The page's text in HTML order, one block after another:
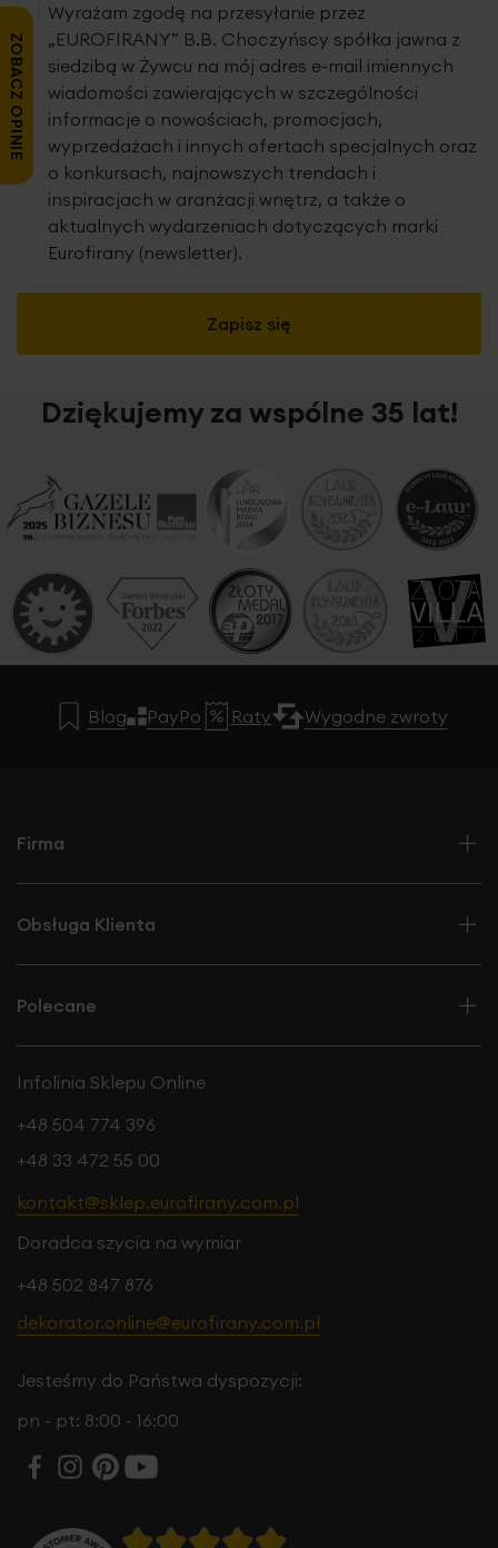
Zapisz się
Wyrażam zgodę na przesyłanie przez
„EUROFIRANY” B.B. Choczyńscy spółka jawna z
siedzibą w Żywcu na mój adres e-mail imiennych
wiadomości zawierających w szczególności
informacje o nowościach, promocjach,
wyprzedażach i innych ofertach specjalnych oraz
o konkursach, najnowszych trendach i
inspiracjach w aranżacji wnętrz, a także o
aktualnych wydarzeniach dotyczących marki
Eurofirany (newsletter).
Dziękujemy za wspólne 35 lat!
Blog PayPo Raty Wygodne zwroty
Firma
Obsługa Klienta
Polecane
Infolinia Sklepu Online
+48 504 774 396
+48 33 472 55 00
kontakt@sklep.eurofirany.com.pl
Doradca szycia na wymiar
+48 502 847 876
dekorator.online@eurofirany.com.pl
Jesteśmy do Państwa dyspozycji:
pn - pt: 8:00 - 16:00
ZOBACZ OPINIE